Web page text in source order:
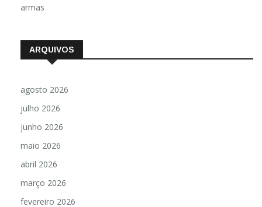
armas
ARQUIVOS
agosto 2026
julho 2026
junho 2026
maio 2026
abril 2026
março 2026
fevereiro 2026